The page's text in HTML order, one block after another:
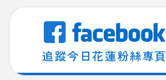
追蹤今日花蓮粉絲專頁